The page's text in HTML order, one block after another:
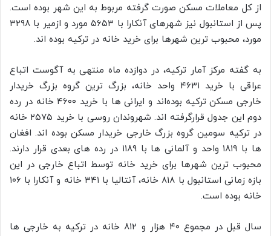
از کل معاملات مسکن صورت گرفته مربوط به این شهر بوده است.
پس از استانبول نیز شهرهای آنکارا با ۵۶۵۳ مورد و ازمیر با ۳۲۹۸
مورد، محبوب ترین شهرها برای خرید خانه در ترکیه بوده اند.
به گفته مرکز آمار ترکیه، در دوازده ماه منتهی به آگوست اتباع
عراقی با خرید ۴۶۳۱ واحد خانه، بزرگ ترین گروه بزرگ خریدار
خارجی مسکن ترکیه بوده‌اند و ایرانی ها با خرید ۴۶۰۰ خانه در رده
دوم این جدول قرارگرفته اند. شهروندان روسی با خرید ۲۵۷۵ خانه
در ترکیه سومین گروه بزرگ خارجی خریدار مسکن بوده اند. افغان
ها با ۱۸۱۹ واحد و آلمانی ها با ۱۱۸۹ در رده های بعدی قرار دارند.
محبوب ترین شهرها برای خرید خانه توسط اتباع خارجی در این
بازه زمانی استانبول با ۸۱۸ خانه، آنتالیا با ۳۴۱ خانه و آنکارا با ۱۰۶
خانه بوده است.
سال قبل در مجموع ۴۰ هزار و ۸۱۲ خانه در ترکیه به خارجی ها